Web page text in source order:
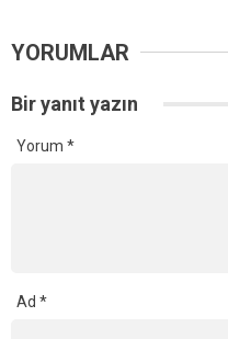
YORUMLAR
Bir yanıt yazın
Yorum *
Ad *